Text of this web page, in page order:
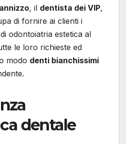
, il dentista dei VIP,
di fornire ai clienti i
odontoiatria estetica al
le loro richieste ed
modo denti bianchissimi
dentale